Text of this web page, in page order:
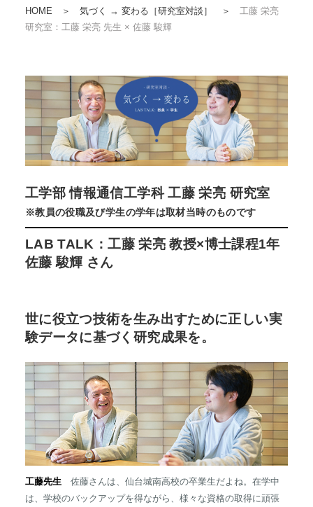
HOME ＞ 気づく → 変わる［研究室対談］ ＞ 工藤 栄亮
研究室：工藤 栄亮 先生 × 佐藤 駿輝
工学部 情報通信工学科 工藤 栄亮 研究室
※教員の役職及び学生の学年は取材当時のものです
LAB TALK：工藤 栄亮 教授×博士課程1年
佐藤 駿輝 さん
世に役立つ技術を生み出すために正しい実
験データに基づく研究成果を。
工藤先生佐藤さんは、仙台城南高校の卒業生だよね。在学中
は、学校のバックアップを得ながら、様々な資格の取得に頑張